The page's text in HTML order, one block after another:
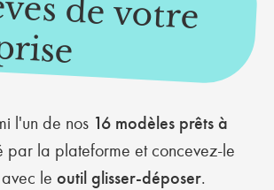
l'un de nos 16 modèles prêts à
par la plateforme et concevez-le
le outil glisser-déposer.